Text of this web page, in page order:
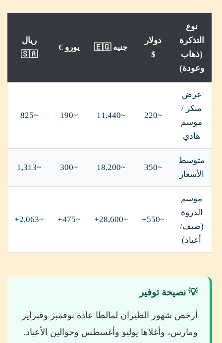
نوع
التذكرة
(ذهاب
وعودة)
دولار
$
جنيه 🇪🇬 يورو €
ريال
🇸🇦
عرض
مبكر /
موسم
هادي
~220
~11,440
~190
~825
متوسط
الأسعار
~350
~18,200
~300
~1,313
موسم
الذروة
(صيف/
أعياد)
~550+
~28,600+
~475+
~2,063+
💡 نصيحة توفير
أرخص شهور الطيران لمالطا عادة نوفمبر وفبراير
ومارس، وأغلاها يوليو وأغسطس وحوالين الأعياد.